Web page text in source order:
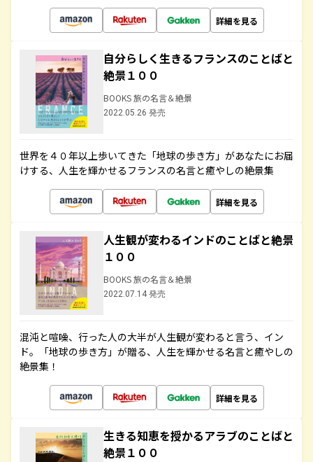
詳細を見る
自分らしく生きるフランスのことばと
絶景１００
BOOKS 旅の名言＆絶景
2022.05.26 発売
世界を４０年以上歩いてきた「地球の歩き方」があなたにお届
けする、人生を輝かせるフランスの名言と癒やしの絶景集
詳細を見る
人生観が変わるインドのことばと絶景
１００
BOOKS 旅の名言＆絶景
2022.07.14 発売
混沌と喧噪、行った人の大半が人生観が変わると言う、イン
ド。「地球の歩き方」が贈る、人生を輝かせる名言と癒やしの
絶景集！
詳細を見る
生きる知恵を授かるアラブのことばと
絶景１００